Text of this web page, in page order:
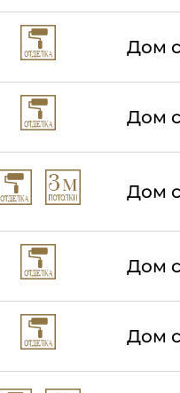
Дом
Дом
Дом
Дом
Дом